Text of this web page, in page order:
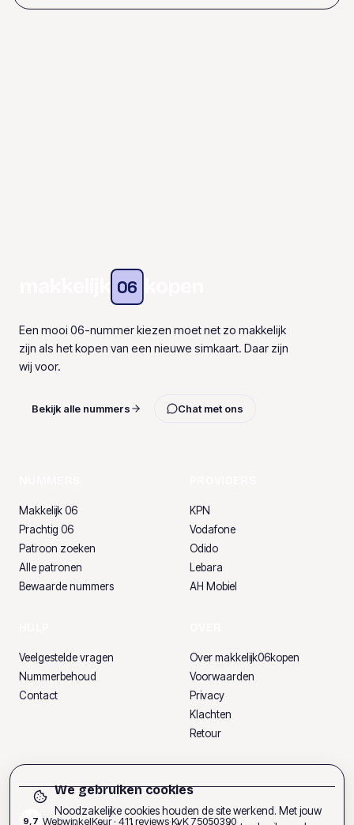
06
Een mooi 06-nummer kiezen moet net zo makkelijk
zijn als het kopen van een nieuwe simkaart. Daar zijn
wij voor.
Bekijk alle nummers Chat met ons
Makkelijk 06
Prachtig 06
Patroon zoeken
Alle patronen
Bewaarde nummers
KPN
Vodafone
Odido
Lebara
AH Mobiel
Veelgestelde vragen
Nummerbehoud
Contact
Over makkelijk06kopen
Voorwaarden
Privacy
Klachten
Retour
9,7 WebwinkelKeur · 411reviews·KvK75050390
We gebruiken cookies
Noodzakelijke cookies houden de site werkend. Met jouw